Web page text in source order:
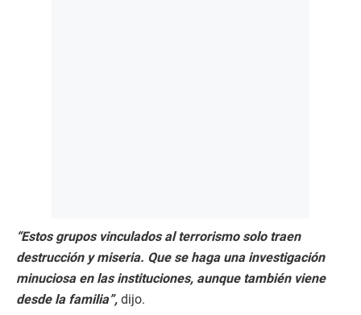
“Estos grupos vinculados al terrorismo solo traen
destrucción y miseria. Que se haga una investigación
minuciosa en las instituciones, aunque también viene
desde la familia”, dijo.